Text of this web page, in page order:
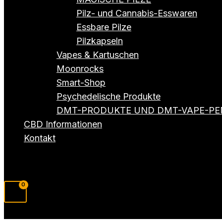
Pilz- und Cannabis-Esswaren
Essbare Pilze
Pilzkapseln
Vapes & Kartuschen
Moonrocks
Smart-Shop
Psychedelische Produkte
DMT-PRODUKTE UND DMT-VAPE-
CBD Informationen
Kontakt